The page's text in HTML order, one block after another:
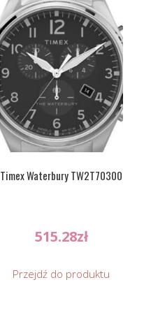
Timex Waterbury TW2T70300
515.28zł
Przejdź do produktu